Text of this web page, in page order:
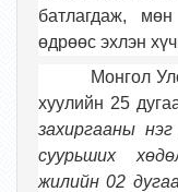
батлагдаж,
өдрөөс эхлэн
Монгол
хуулийн 25
захиргааны
суурьших
жилийн 02